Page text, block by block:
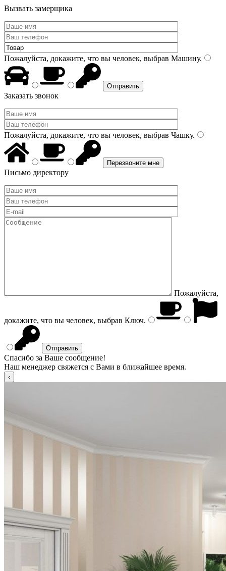
Вызвать замерщика
Пожалуйста, докажите, что вы человек, выбрав Машину.
Заказать звонок
Пожалуйста, докажите, что вы человек, выбрав Чашку.
Письмо директору
Пожалуйста,
докажите, что вы человек, выбрав Ключ.
Спасибо за Ваше сообщение!
Наш менеджер свяжется с Вами в ближайшее время.